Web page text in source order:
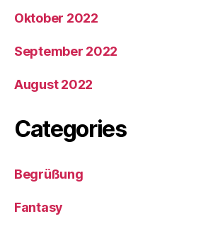
Oktober 2022
September 2022
August 2022
Categories
Begrüßung
Fantasy